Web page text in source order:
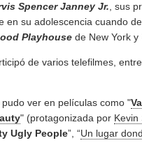
Spencer Janney Jr. , sus
en su adolescencia cuando
Playhouse de New York y
de varios telefilmes,
ver en películas como "
" (protagonizada por Kevin
Ugly People”, “Un lugar